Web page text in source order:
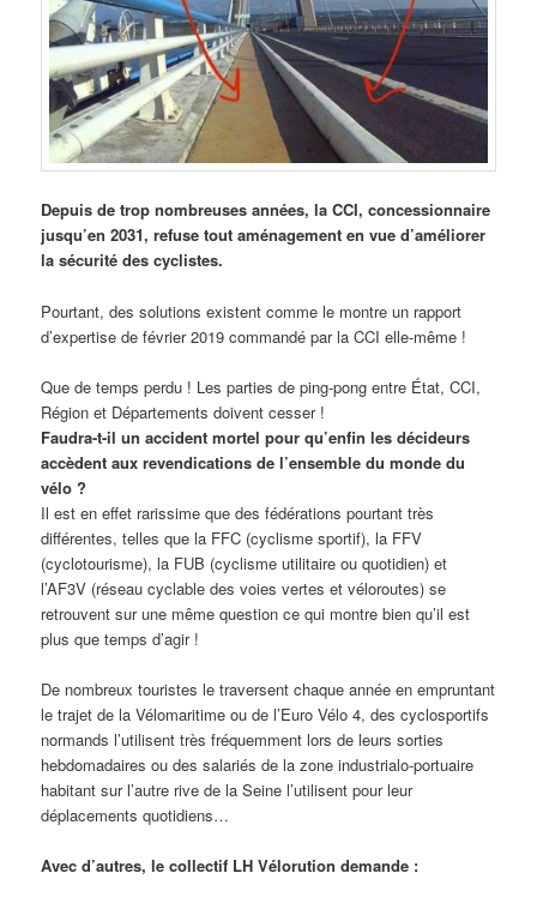
Depuis de trop nombreuses années, la CCI, concessionnaire
jusqu’en 2031, refuse tout aménagement en vue d’améliorer
la sécurité des cyclistes.
Pourtant, des solutions existent comme le montre un rapport
d’expertise de février 2019 commandé par la CCI elle-même !
Que de temps perdu ! Les parties de ping-pong entre État, CCI,
Région et Départements doivent cesser !
Faudra-t-il un accident mortel pour qu’enfin les décideurs
accèdent aux revendications de l’ensemble du monde du
vélo ?
Il est en effet rarissime que des fédérations pourtant très
différentes, telles que la FFC (cyclisme sportif), la FFV
(cyclotourisme), la FUB (cyclisme utilitaire ou quotidien) et
l’AF3V (réseau cyclable des voies vertes et véloroutes) se
retrouvent sur une même question ce qui montre bien qu’il est
plus que temps d’agir !
De nombreux touristes le traversent chaque année en empruntant
le trajet de la Vélomaritime ou de l’Euro Vélo 4, des cyclosportifs
normands l’utilisent très fréquemment lors de leurs sorties
hebdomadaires ou des salariés de la zone industrialo-portuaire
habitant sur l’autre rive de la Seine l’utilisent pour leur
déplacements quotidiens…
Avec d’autres, le collectif LH Vélorution demande :